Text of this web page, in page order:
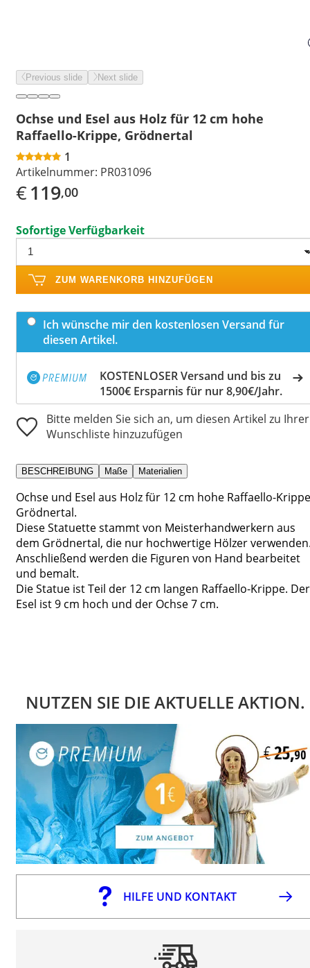
Previous slide Next slide
Ochse und Esel aus Holz für 12 cm hohe
Raffaello-Krippe, Grödnertal
1
Artikelnummer: PR031096
€119,00
Sofortige Verfügbarkeit
ZUM WARENKORB HINZUFÜGEN
Ich wünsche mir den kostenlosen Versand für
diesen Artikel.
KOSTENLOSER Versand und bis zu
1500€ Ersparnis für nur 8,90€/Jahr.
Bitte melden Sie sich an, um diesen Artikel zu Ihrer
Wunschliste hinzuzufügen
BESCHREIBUNG Maße Materialien
Ochse und Esel aus Holz für 12 cm hohe Raffaello-
Grödnertal.
Diese Statuette stammt von Meisterhandwerkern aus
dem Grödnertal, die nur hochwertige Hölzer
Anschließend werden die Figuren von Hand bearbeitet
und bemalt.
Die Statue ist Teil der 12 cm langen Raffaello-Krippe. Der
Esel ist 9 cm hoch und der Ochse 7 cm.
NUTZEN SIE DIE AKTUELLE AKTION.
HILFE UND KONTAKT